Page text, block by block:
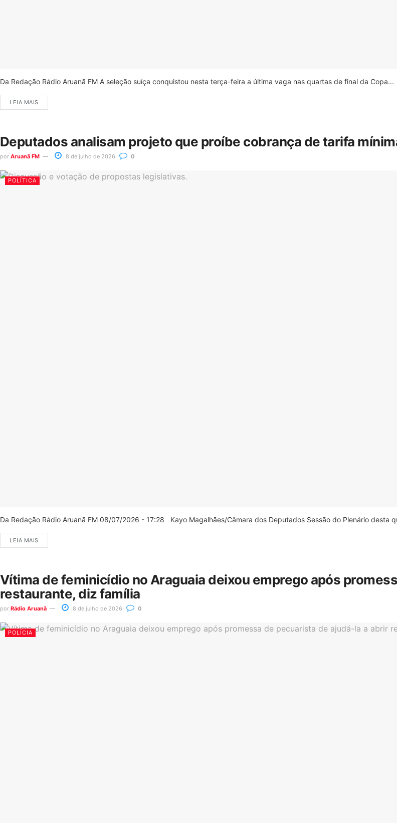
Da Redação Rádio Aruanã FM A seleção suíça conquistou nesta terça-feira a última vaga nas quartas de final da Copa...
LEIA MAIS
Deputados analisam projeto que proíbe cobrança de tarifa
por Aruanã FM 8 de julho de 2026 0
POLÍTICA
Da Redação Rádio Aruanã FM 08/07/2026 - 17:28 Kayo Magalhães/Câmara dos Deputados Sessão do Plenário desta
LEIA MAIS
Vítima de feminicídio no Araguaia deixou emprego após
restaurante, diz família
por Rádio Aruanã 8 de julho de 2026 0
POLÍCIA